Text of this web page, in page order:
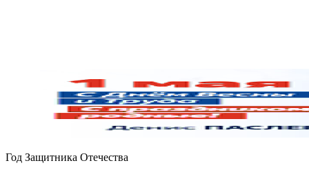
Год Защитника Отечества